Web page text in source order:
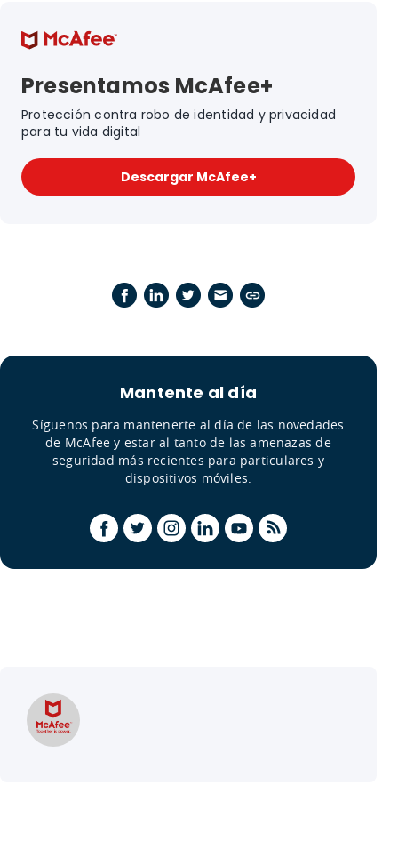
Presentamos McAfee+
Protección contra robo de identidad y privacidad
para tu vida digital
Descargar McAfee+
Mantente al día
Síguenos para mantenerte al día de las novedades
de McAfee y estar al tanto de las amenazas de
seguridad más recientes para particulares y
dispositivos móviles.